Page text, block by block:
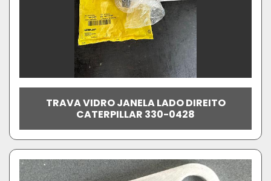
TRAVA VIDRO JANELA LADO DIREITO
CATERPILLAR 330-0428